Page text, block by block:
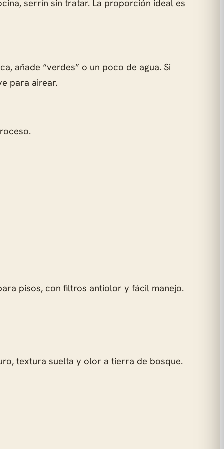
serrín sin tratar. La proporción ideal es
añade “verdes” o un poco de agua. Si
para airear.
pisos, con filtros antiolor y fácil manejo.
textura suelta y olor a tierra de bosque.